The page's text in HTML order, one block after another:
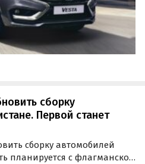
сборку
Первой станет
сборку автомобилей
планируется с флагманской